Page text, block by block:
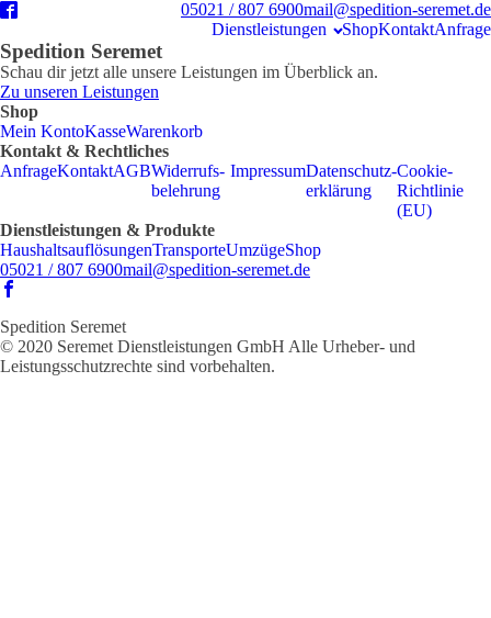
05021 / 807 6900mail@spedition-seremet.de
Dienst­leistungen
ShopKontaktAnfrage
Spedition Seremet
Schau dir jetzt alle unsere Leistungen im Überblick an.
Zu unseren Leistungen
Shop
Mein KontoKasseWarenkorb
Kontakt & Rechtliches
AnfrageKontaktAGBWiderrufs­
belehrung
ImpressumDatenschutz­
erklärung
Cookie-
Richtlinie
(EU)
Dienstleistungen & Produkte
Haus­halts­auflösungenTransporteUmzügeShop
05021 / 807 6900mail@spedition-seremet.de
Spedition Seremet
© 2020 Seremet Dienstleistungen GmbH Alle Urheber- und
Leistungsschutzrechte sind vorbehalten.